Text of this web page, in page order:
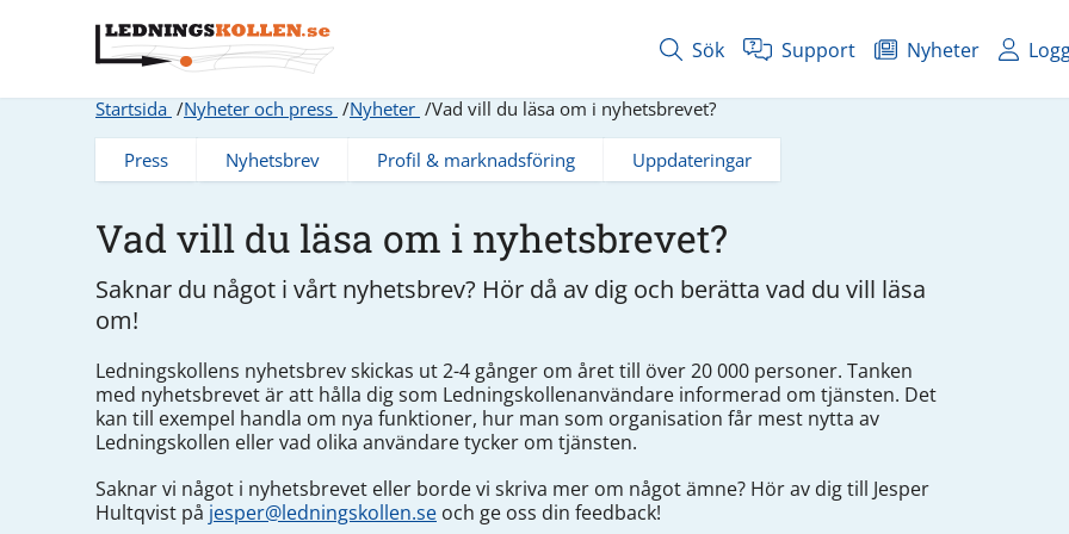
Sök Support Nyheter
Startsida Nyheter och press Nyheter Vad vill du läsa om i nyhetsbrevet?
Press Nyhetsbrev Profil & marknadsföring Uppdateringar
Vad vill du läsa om i nyhetsbrevet?
Saknar du något i vårt nyhetsbrev? Hör då av dig och berätta vad du vill läsa
om!
Ledningskollens nyhetsbrev skickas ut 2-4 gånger om året till över 20 000 personer. Tanken
med nyhetsbrevet är att hålla dig som Ledningskollenanvändare informerad om tjänsten. Det
kan till exempel handla om nya funktioner, hur man som organisation får mest nytta av
Ledningskollen eller vad olika användare tycker om tjänsten.
Saknar vi något i nyhetsbrevet eller borde vi skriva mer om något ämne? Hör av dig till Jesper
Hultqvist på jesper@ledningskollen.se och ge oss din feedback!